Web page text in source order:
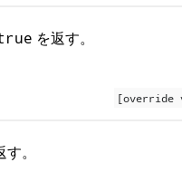
を返す。
。